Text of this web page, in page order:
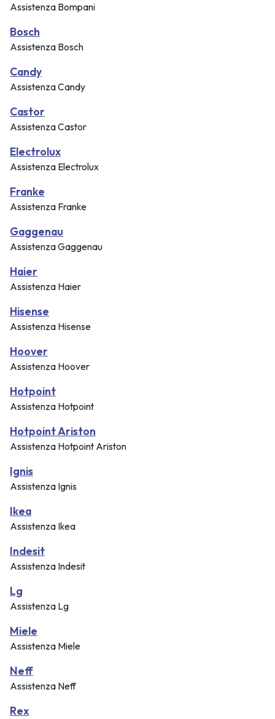
Assistenza Bompani
Bosch
Assistenza Bosch
Candy
Assistenza Candy
Castor
Assistenza Castor
Electrolux
Assistenza Electrolux
Franke
Assistenza Franke
Gaggenau
Assistenza Gaggenau
Haier
Assistenza Haier
Hisense
Assistenza Hisense
Hoover
Assistenza Hoover
Hotpoint
Assistenza Hotpoint
Hotpoint Ariston
Assistenza Hotpoint Ariston
Ignis
Assistenza Ignis
Ikea
Assistenza Ikea
Indesit
Assistenza Indesit
Lg
Assistenza Lg
Miele
Assistenza Miele
Neff
Assistenza Neff
Rex